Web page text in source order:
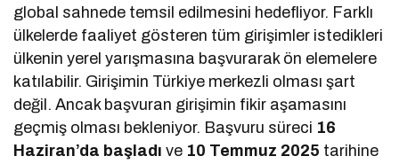
global sahnede temsil edilmesini hedefliyor. Farklı
ülkelerde faaliyet gösteren tüm girişimler istedikleri
ülkenin yerel yarışmasına başvurarak ön elemelere
katılabilir. Girişimin Türkiye merkezli olması şart
değil. Ancak başvuran girişimin fikir aşamasını
geçmiş olması bekleniyor. Başvuru süreci 16
Haziran’da başladı ve 10 Temmuz 2025 tarihine